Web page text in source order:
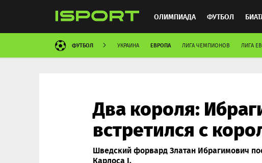
ОЛИМПИАДА ФУТБОЛ
ХОККЕЙ ММА АВТОСПОРТ
ФУТБОЛ УКРАИНА ЕВРОПА ЛИГА ЧЕМПИОНОВ ЛИГА
Два короля:
встретился с
Шведский форвард Златан Ибрагимович
Карлоса I.